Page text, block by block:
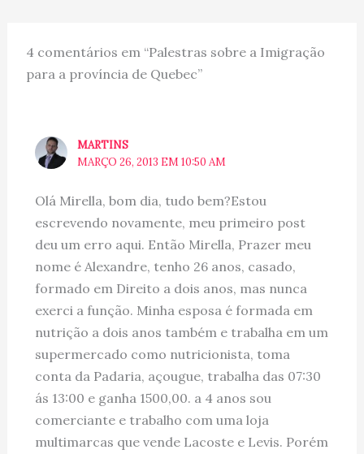
4 comentários em “Palestras sobre a Imigração
para a província de Quebec”
MARTINS
MARÇO 26, 2013 EM 10:50 AM
Olá Mirella, bom dia, tudo bem?Estou
escrevendo novamente, meu primeiro post
deu um erro aqui. Então Mirella, Prazer meu
nome é Alexandre, tenho 26 anos, casado,
formado em Direito a dois anos, mas nunca
exerci a função. Minha esposa é formada em
nutrição a dois anos também e trabalha em um
supermercado como nutricionista, toma
conta da Padaria, açougue, trabalha das 07:30
ás 13:00 e ganha 1500,00. a 4 anos sou
comerciante e trabalho com uma loja
multimarcas que vende Lacoste e Levis. Porém